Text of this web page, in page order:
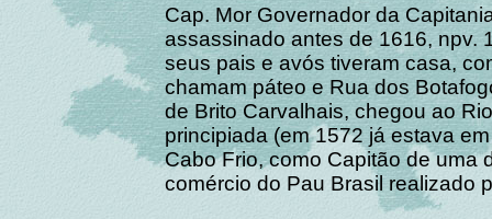
Cap. Mor Governador da
assassinado antes de 1616, npv.
seus pais e avós tiveram casa,
chamam páteo e Rua dos
de Brito Carvalhais, chegou ao
principiada (em 1572 já estava
Cabo Frio, como Capitão de uma
comércio do Pau Brasil realizado